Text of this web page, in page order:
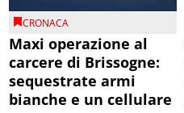
CRONACA
Maxi operazione al
carcere di Brissogne:
sequestrate armi
bianche e un cellulare